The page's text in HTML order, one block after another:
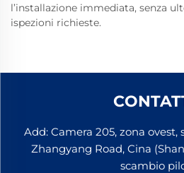
l’installazione immediata, senza
ispezioni richieste.
Add: Camera 205, zona ovest,
Zhangyang Road, Cina
scambio